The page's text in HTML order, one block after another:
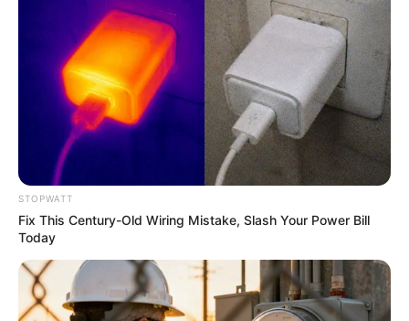
ดูดวง
ดูเพิ่มเติม
ดูดวง
เบอร์โทร คน Keep look เป๊ะทุกมุมดูดี
ทุกองศา คุณล่ะมีเลขคู่นี้ไหม
STOPWATT
Fix This Century-Old Wiring Mistake, Slash Your Power Bill
Today